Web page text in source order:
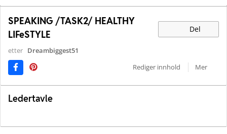
SPEAKING /TASK2/ HEALTHY
LIFeSTYLE
Del
etter Dreambiggest51
Rediger innhold
Mer
Ledertavle